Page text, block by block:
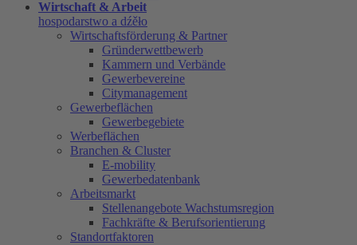
Wirtschaft & Arbeit
hospodarstwo a dźěło
Wirtschaftsförderung & Partner
Gründerwettbewerb
Kammern und Verbände
Gewerbevereine
Citymanagement
Gewerbeflächen
Gewerbegebiete
Werbeflächen
Branchen & Cluster
E-mobility
Gewerbedatenbank
Arbeitsmarkt
Stellenangebote Wachstumsregion
Fachkräfte & Berufsorientierung
Standortfaktoren